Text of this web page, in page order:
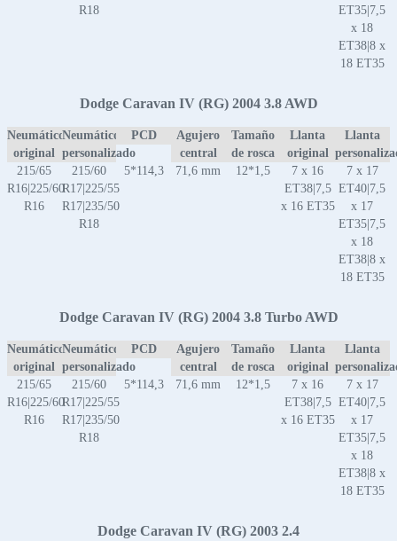
R18
ET35|7,5
x 18
ET38|8 x
18 ET35
Dodge Caravan IV (RG) 2004 3.8 AWD
Neumático
original
Neumático
personalizado
PCD
Agujero
central
Tamaño
de rosca
Llanta
original
Llanta
215/65
R16|225/60
R16
215/60
R17|225/55
R17|235/50
R18
5*114,3 71,6 mm 12*1,5
7 x 16
ET38|7,5
x 16 ET35
7 x 17
ET40|7,5
x 17
ET35|7,5
x 18
ET38|8 x
18 ET35
Dodge Caravan IV (RG) 2004 3.8 Turbo AWD
Neumático
original
Neumático
personalizado
PCD
Agujero
central
Tamaño
de rosca
Llanta
original
Llanta
215/65
R16|225/60
R16
215/60
R17|225/55
R17|235/50
R18
5*114,3 71,6 mm 12*1,5
7 x 16
ET38|7,5
x 16 ET35
7 x 17
ET40|7,5
x 17
ET35|7,5
x 18
ET38|8 x
18 ET35
Dodge Caravan IV (RG) 2003 2.4